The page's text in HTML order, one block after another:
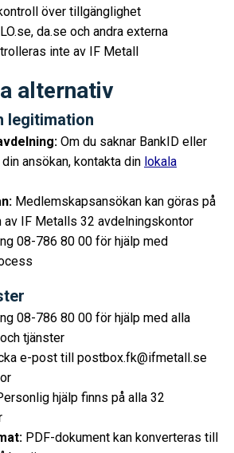
över tillgänglighet
LO.se, da.se och andra externa
inte av IF Metall
alternativ
legitimation
Om du saknar BankID eller
ansökan, kontakta din lokala
Medlemskapsansökan kan göras på
av IF Metalls 32 avdelningskontor
08-786 80 00 för hjälp med
08-786 80 00 för hjälp med alla
tjänster
e-post till postbox.fk@ifmetall.se
hjälp finns på alla 32
PDF-dokument kan konverteras till